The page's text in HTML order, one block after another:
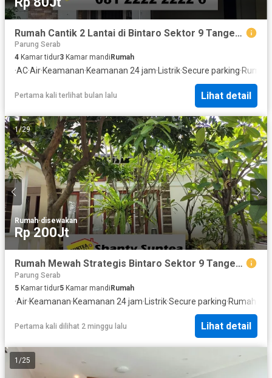
Rumah Cantik 2 Lantai di Bintaro Sektor 9 Tangerang Selatan – Semi Furnished, Siap Huni! 1077Im
Parung Serab
4 Kamar tidur3 Kamar mandi Rumah
·AC·Air·Keamanan·Keamanan 24 jam·Listrik·Secure parking·Rumah
Pertama kali terlihat bulan lalu Lihat detail
1/29
Rumah·disewakan
Rp 200Jt
Rumah Mewah Strategis Bintaro Sektor 9 Tangerang Selatan – LT 330M² LB 450M², SHM 1079Im
Parung Serab
5 Kamar tidur5 Kamar mandi Rumah
·Air·Keamanan·Keamanan 24 jam· Listrik·Secure parking·Rumah
Pertama kali dilihat 2 minggu lalu Lihat detail
1 /25